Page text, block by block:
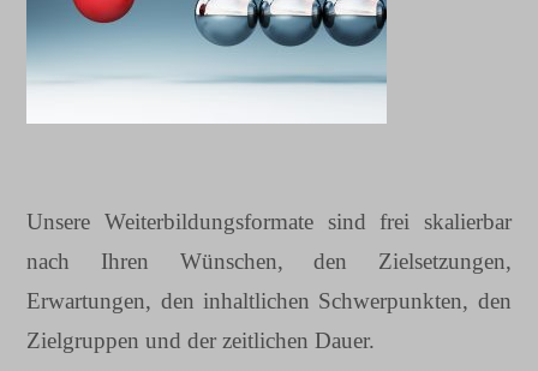
Unsere Weiterbildungsformate sind frei skalierbar
nach Ihren Wünschen, den Zielsetzungen,
Erwartungen, den inhaltlichen Schwerpunkten, den
Zielgruppen und der zeitlichen Dauer.